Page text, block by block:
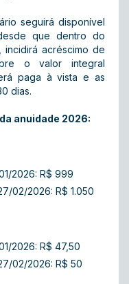
seguirá disponível
que dentro do
incidirá acréscimo de
o valor integral
paga à vista e as
dias.
anuidade 2026:
2026: R$ 999
02/2026: R$ 1.050
2026: R$ 47,50
02/2026: R$ 50